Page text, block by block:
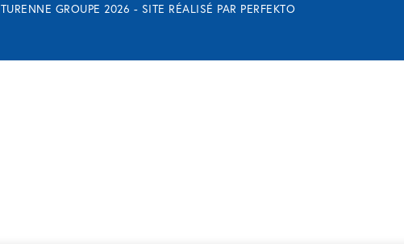
TURENNE GROUPE 2026 - SITE RÉALISÉ PAR PERFEKTO